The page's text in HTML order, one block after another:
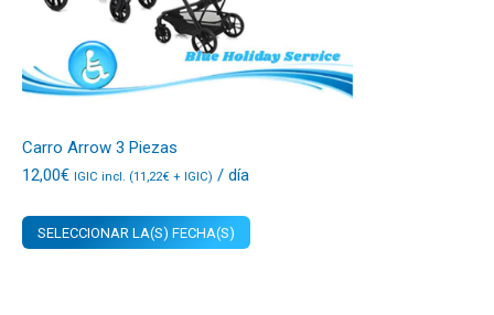
Carro Arrow 3 Piezas
12,00€ IGIC incl. (11,22€ + IGIC) / día
SELECCIONAR LA(S) FECHA(S)